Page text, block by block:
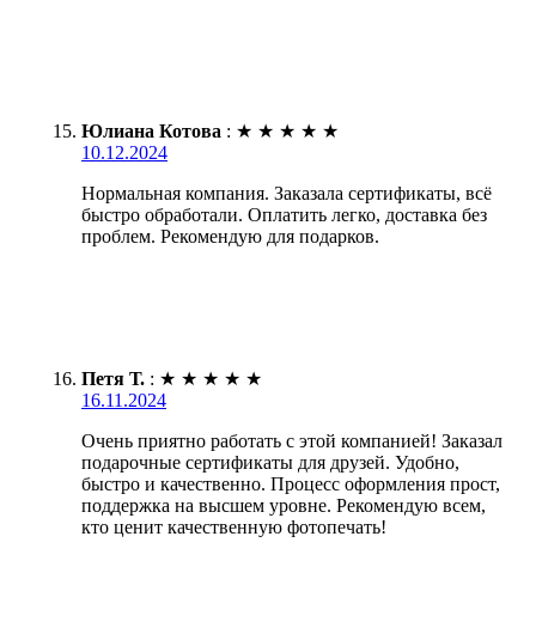
Юлиана Котова : ★ ★ ★ ★ ★
10.12.2024
Нормальная компания. Заказала сертификаты, всё
быстро обработали. Оплатить легко, доставка без
проблем. Рекомендую для подарков.
Петя Т. : ★ ★ ★ ★ ★
16.11.2024
Очень приятно работать с этой компанией! Заказал
подарочные сертификаты для друзей. Удобно,
быстро и качественно. Процесс оформления прост,
поддержка на высшем уровне. Рекомендую всем,
кто ценит качественную фотопечать!